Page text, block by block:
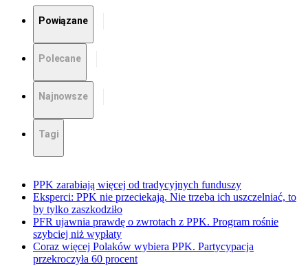
Powiązane
Polecane
Najnowsze
Tagi
PPK zarabiają więcej od tradycyjnych funduszy
Eksperci: PPK nie przeciekają. Nie trzeba ich uszczelniać, to
by tylko zaszkodziło
PFR ujawnia prawdę o zwrotach z PPK. Program rośnie
szybciej niż wypłaty
Coraz więcej Polaków wybiera PPK. Partycypacja
przekroczyła 60 procent